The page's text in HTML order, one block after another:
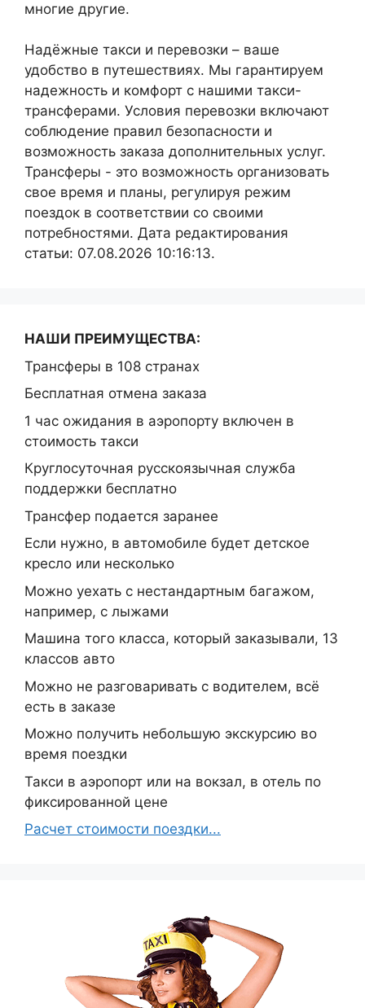
многие другие.
Надёжные такси и перевозки – ваше
удобство в путешествиях. Мы гарантируем
надежность и комфорт с нашими такси-
трансферами. Условия перевозки включают
соблюдение правил безопасности и
возможность заказа дополнительных услуг.
Трансферы - это возможность организовать
свое время и планы, регулируя режим
поездок в соответствии со своими
потребностями. Дата редактирования
статьи: 07.08.2026 10:16:13.
НАШИ ПРЕИМУЩЕСТВА:
Трансферы в 108 странах
Бесплатная отмена заказа
1 час ожидания в аэропорту включен в
стоимость такси
Круглосуточная русскоязычная служба
поддержки бесплатно
Трансфер подается заранее
Если нужно, в автомобиле будет детское
кресло или несколько
Можно уехать с нестандартным багажом,
например, с лыжами
Машина того класса, который заказывали, 13
классов авто
Можно не разговаривать с водителем, всё
есть в заказе
Можно получить небольшую экскурсию во
время поездки
Такси в аэропорт или на вокзал, в отель по
фиксированной цене
Расчет стоимости поездки...